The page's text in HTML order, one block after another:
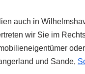
auch in
wir Sie im
und Sande,